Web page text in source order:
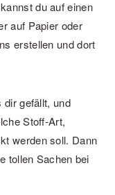
du auf einen
auf Papier oder
erstellen und dort
dir gefällt, und
Stoff-Art,
werden soll. Dann
tollen Sachen bei